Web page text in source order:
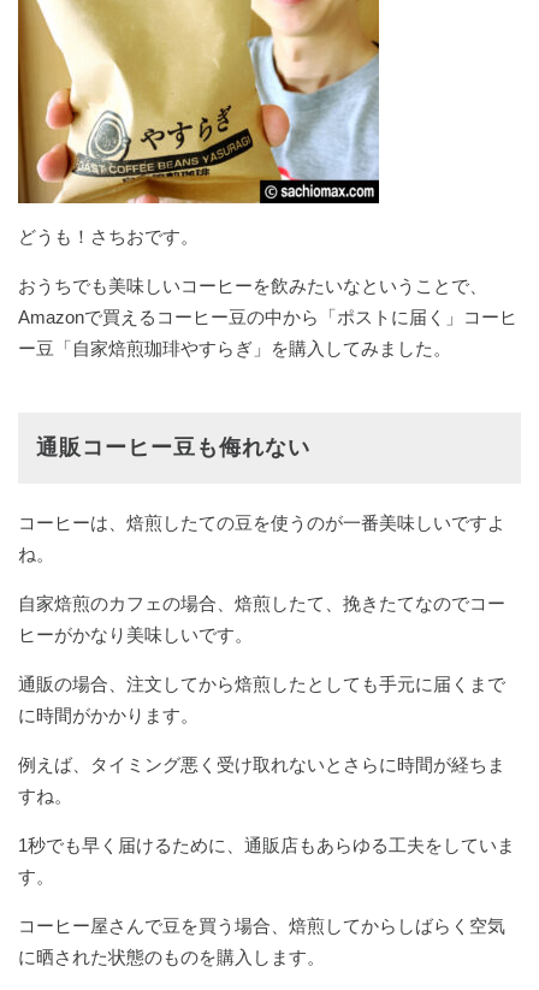
どうも！さちおです。
おうちでも美味しいコーヒーを飲みたいなということで、
Amazonで買えるコーヒー豆の中から「ポストに届く」コーヒ
ー豆「自家焙煎珈琲やすらぎ」を購入してみました。
通販コーヒー豆も侮れない
コーヒーは、焙煎したての豆を使うのが一番美味しいですよ
ね。
自家焙煎のカフェの場合、焙煎したて、挽きたてなのでコー
ヒーがかなり美味しいです。
通販の場合、注文してから焙煎したとしても手元に届くまで
に時間がかかります。
例えば、タイミング悪く受け取れないとさらに時間が経ちま
すね。
1秒でも早く届けるために、通販店もあらゆる工夫をしていま
す。
コーヒー屋さんで豆を買う場合、焙煎してからしばらく空気
に晒された状態のものを購入します。